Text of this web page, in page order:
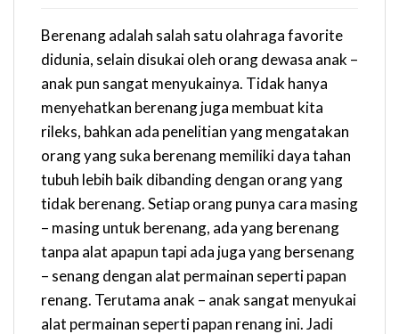
Berenang adalah salah satu olahraga favorite
didunia, selain disukai oleh orang dewasa anak –
anak pun sangat menyukainya. Tidak hanya
menyehatkan berenang juga membuat kita
rileks, bahkan ada penelitian yang mengatakan
orang yang suka berenang memiliki daya tahan
tubuh lebih baik dibanding dengan orang yang
tidak berenang. Setiap orang punya cara masing
– masing untuk berenang, ada yang berenang
tanpa alat apapun tapi ada juga yang bersenang
– senang dengan alat permainan seperti papan
renang. Terutama anak – anak sangat menyukai
alat permainan seperti papan renang ini. Jadi